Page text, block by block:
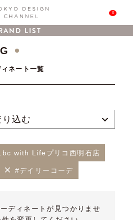
0
LIST
ィネート一覧
り込む
with Lifeプリコ西明石店
#デイリーコーデ
ディネートが見つかりませ